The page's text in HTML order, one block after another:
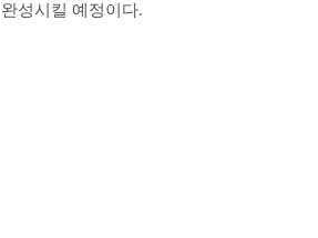
완성시킬 예정이다.